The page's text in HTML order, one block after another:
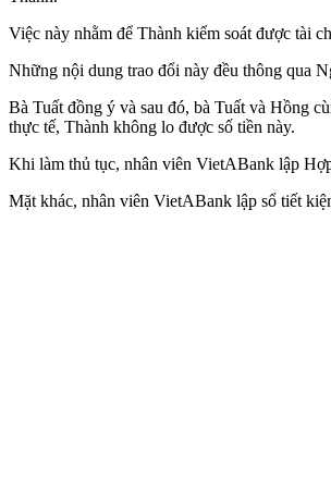
Việc này nhằm để Thành kiểm soát được tài
Những nội dung trao đổi này đều thông qua
Bà Tuất đồng ý và sau đó, bà Tuất và Hồng
thực tế, Thành không lo được số tiền này.
Khi làm thủ tục, nhân viên VietABank lập
Mặt khác, nhân viên VietABank lập sổ tiết